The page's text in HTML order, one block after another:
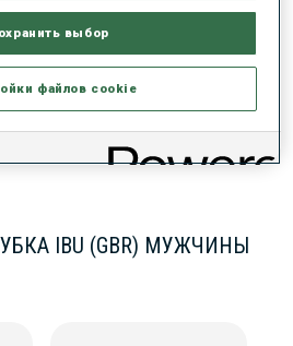
IBU (GBR) МУЖЧИНЫ
выбор
файлов cookie